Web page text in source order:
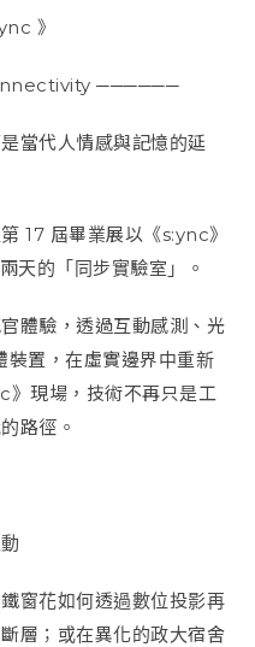
》
──────
當代人情感與記憶的延
17 屆畢業展以《s:ync》
天的「同步實驗室」。
體驗，透過互動感測、光
裝置，在虛實邊界中重新
》現場，技術不再只是工
路徑。
窗花如何透過數位投影再
層；或在異化的政大宿舍